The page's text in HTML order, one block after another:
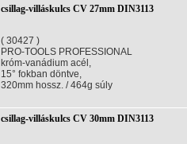
csillag-villáskulcs CV 27mm DIN3113
( 30427 )
PRO-TOOLS PROFESSIONAL
króm-vanádium acél,
15° fokban döntve,
320mm hossz. / 464g súly
csillag-villáskulcs CV 30mm DIN3113